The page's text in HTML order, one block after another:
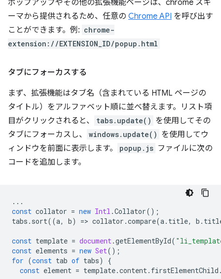
ポップアップやその他の拡張機能ページは、chrome スキ
ーマから提供されるため、任意の Chrome API を呼び出す
ことができます。例: chrome-
extension://EXTENSION_ID/popup.html
タブにフォーカスする
まず、拡張機能はタブ名（含まれている HTML ページの
タイトル）をアルファベット順に並べ替えます。リスト項
目がクリックされると、
tabs.update() を使用してその
タブにフォーカスし、
windows.update() を使用してウ
ィンドウを前面に表示します。
popup.js ファイルに次の
コードを追加します。
...
const collator = new Intl .Collator();
tabs . sort((a, b) => collator .compare(a. title, b .
const template = document.getElementById(
const elements = new Set();
for (const tab of tabs)
{
const element = template.content. firstElementChild